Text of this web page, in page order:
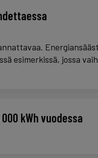
esimerkissä, jossa
kWh vuodessa